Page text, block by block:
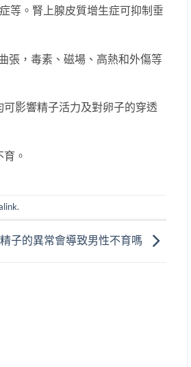
等。腎上腺皮質增生症可抑制垂
，毒素、磁場、高熱和外傷等
可影響精子活力及對卵子的穿透
。
.
精子的異常會導致男性不育嗎